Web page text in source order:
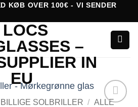
KØB OVER 100€ - VI SENDER
BILLIGE SOLBRILLER / ALLE